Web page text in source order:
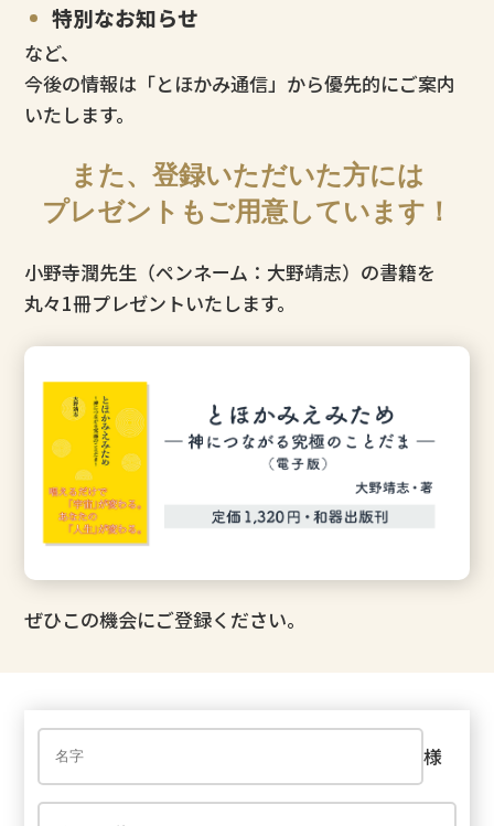
特別なお知らせ
など、
今後の情報は「とほかみ通信」から優先的にご案内
いたします。
また、登録いただいた方には
プレゼントもご用意しています！
小野寺潤先生（ペンネーム：大野靖志）の書籍を
丸々1冊プレゼントいたします。
ぜひこの機会にご登録ください。
様